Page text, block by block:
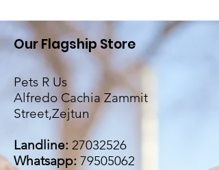
Our Flagship Store
Pets R Us
Alfredo Cachia Zammit
Street,Zejtun
Landline: 27032526
Whatsapp: 79505062